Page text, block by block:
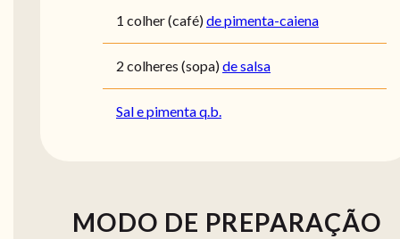
1 colher (café)de pimenta-caiena
2 colheres (sopa)de salsa
Sal e pimenta q.b.
MODO DE PREPARAÇÃO